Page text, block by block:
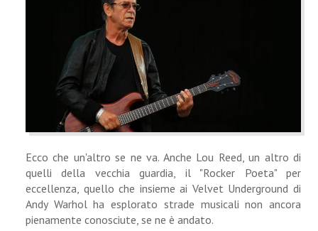
Ecco che un'altro se ne va. Anche Lou Reed, un altro di
quelli della vecchia guardia, il "Rocker Poeta" per
eccellenza, quello che insieme ai Velvet Underground di
Andy Warhol ha esplorato strade musicali non ancora
pienamente conosciute, se ne è andato.